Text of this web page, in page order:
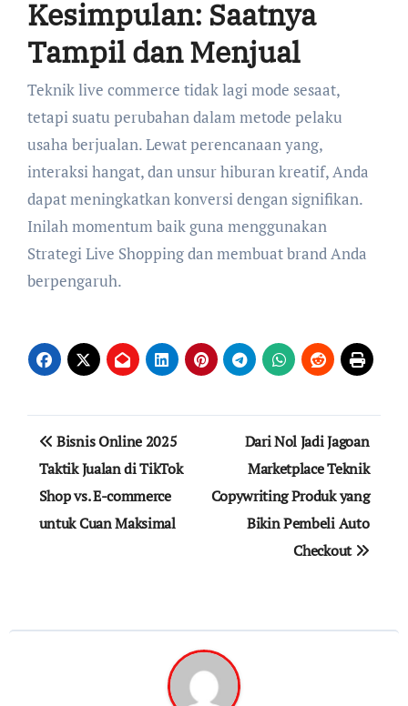
Kesimpulan: Saatnya
Tampil dan Menjual
Teknik live commerce tidak lagi mode sesaat,
tetapi suatu perubahan dalam metode pelaku
usaha berjualan. Lewat perencanaan yang,
interaksi hangat, dan unsur hiburan kreatif, Anda
dapat meningkatkan konversi dengan signifikan.
Inilah momentum baik guna menggunakan
Strategi Live Shopping dan membuat brand Anda
berpengaruh.
Navigasi
pos
Bisnis Online 2025
Taktik Jualan di TikTok
Shop vs. E-commerce
untuk Cuan Maksimal
Dari Nol Jadi Jagoan
Marketplace Teknik
Copywriting Produk yang
Bikin Pembeli Auto
Checkout